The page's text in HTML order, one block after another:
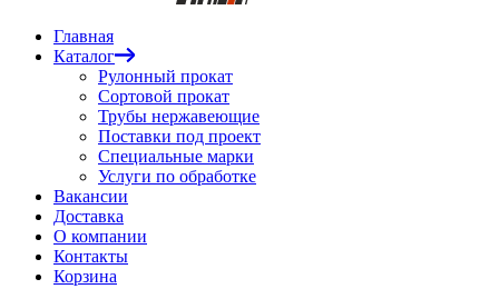
Главная
Каталог
Рулонный прокат
Сортовой прокат
Трубы нержавеющие
Поставки под проект
Специальные марки
Услуги по обработке
Вакансии
Доставка
О компании
Контакты
Корзина